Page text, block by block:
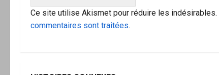
Ce site utilise Akismet pour réduire les indésirables.
commentaires sont traitées.